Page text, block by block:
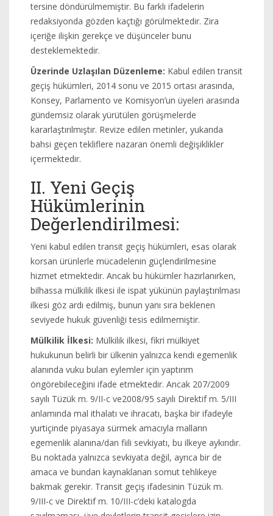
tersine döndürülmemiştir. Bu farklı ifadelerin
redaksiyonda gözden kaçtığı görülmektedir. Zira
içeriğe ilişkin gerekçe ve düşünceler bunu
desteklemektedir.
Üzerinde Uzlaşılan Düzenleme: Kabul edilen transit
geçiş hükümleri, 2014 sonu ve 2015 ortası arasında,
Konsey, Parlamento ve Komisyon’un üyeleri arasında
gündemsiz olarak yürütülen görüşmelerde
kararlaştırılmıştır. Revize edilen metinler, yukarıda
bahsi geçen tekliflere nazaran önemli değişiklikler
içermektedir.
II. Yeni Geçiş
Hükümlerinin
Değerlendirilmesi:
Yeni kabul edilen transit geçiş hükümleri, esas olarak
korsan ürünlerle mücadelenin güçlendirilmesine
hizmet etmektedir. Ancak bu hükümler hazırlanırken,
bilhassa mülkilik ilkesi ile ispat yükünün paylaştırılması
ilkesi göz ardı edilmiş, bunun yanı sıra beklenen
seviyede hukuk güvenliği tesis edilmemiştir.
Mülkilik İlkesi: Mülkilik ilkesi, fikri mülkiyet
hukukunun belirli bir ülkenin yalnızca kendi egemenlik
alanında vuku bulan eylemler için yaptırım
öngörebileceğini ifade etmektedir. Ancak 207/2009
sayılı Tüzük m. 9/II-c ve2008/95 sayılı Direktif m. 5/III
anlamında mal ithalatı ve ihracatı, başka bir ifadeyle
yurtiçinde piyasaya sürmek amacıyla malların
egemenlik alanına/dan fiili sevkiyatı, bu ilkeye aykırıdır.
Bu noktada yalnızca sevkiyata değil, ayrıca bir de
amaca ve bundan kaynaklanan somut tehlikeye
bakmak gerekir. Transit geçiş ifadesinin Tüzük m.
9/III-c ve Direktif m. 10/III-c’deki katalogda